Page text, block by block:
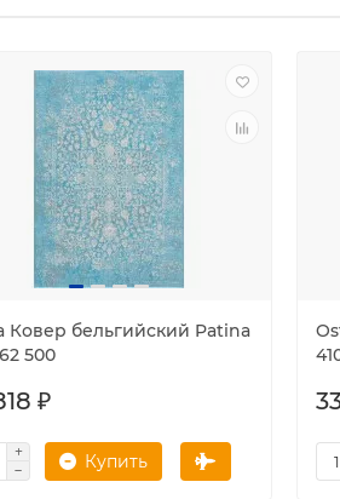
Ковер бельгийский Patina
500
₽
Купить